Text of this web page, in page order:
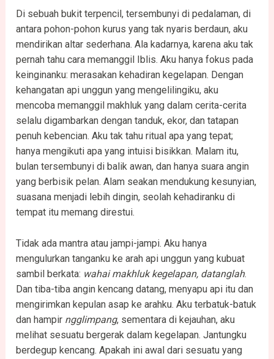
Di sebuah bukit terpencil, tersembunyi di pedalaman, di
antara pohon-pohon kurus yang tak nyaris berdaun, aku
mendirikan altar sederhana. Ala kadarnya, karena aku tak
pernah tahu cara memanggil Iblis. Aku hanya fokus pada
keinginanku: merasakan kehadiran kegelapan. Dengan
kehangatan api unggun yang mengelilingiku, aku
mencoba memanggil makhluk yang dalam cerita-cerita
selalu digambarkan dengan tanduk, ekor, dan tatapan
penuh kebencian. Aku tak tahu ritual apa yang tepat;
hanya mengikuti apa yang intuisi bisikkan. Malam itu,
bulan tersembunyi di balik awan, dan hanya suara angin
yang berbisik pelan. Alam seakan mendukung kesunyian,
suasana menjadi lebih dingin, seolah kehadiranku di
tempat itu memang direstui.
Tidak ada mantra atau jampi-jampi. Aku hanya
mengulurkan tanganku ke arah api unggun yang kubuat
sambil berkata: wahai makhluk kegelapan, datanglah.
Dan tiba-tiba angin kencang datang, menyapu api itu dan
mengirimkan kepulan asap ke arahku. Aku terbatuk-batuk
dan hampir ngglimpang, sementara di kejauhan, aku
melihat sesuatu bergerak dalam kegelapan. Jantungku
berdegup kencang. Apakah ini awal dari sesuatu yang